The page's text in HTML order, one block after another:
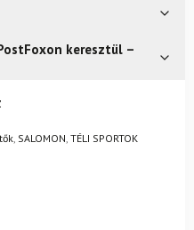
keresztül –
gond – a terméket
belül, indoklás nélkül.
SALOMON TÉLI SPORTOK